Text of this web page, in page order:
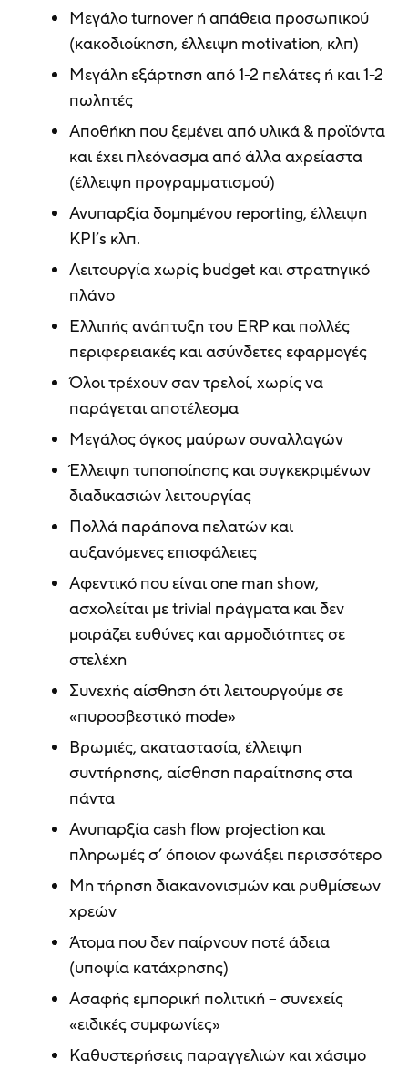
Μεγάλο turnover ή απάθεια προσωπικού
(κακοδιοίκηση, έλλειψη motivation, κλπ)
Μεγάλη εξάρτηση από 1-2 πελάτες ή και 1-2
πωλητές
Αποθήκη που ξεμένει από υλικά & προϊόντα
και έχει πλεόνασμα από άλλα αχρείαστα
(έλλειψη προγραμματισμού)
Ανυπαρξία δομημένου reporting, έλλειψη
KPI’s κλπ.
Λειτουργία χωρίς budget και στρατηγικό
πλάνο
Ελλιπής ανάπτυξη του ERP και πολλές
περιφερειακές και ασύνδετες εφαρμογές
Όλοι τρέχουν σαν τρελοί, χωρίς να
παράγεται αποτέλεσμα
Μεγάλος όγκος μαύρων συναλλαγών
Έλλειψη τυποποίησης και συγκεκριμένων
διαδικασιών λειτουργίας
Πολλά παράπονα πελατών και
αυξανόμενες επισφάλειες
Αφεντικό που είναι one man show,
ασχολείται με trivial πράγματα και δεν
μοιράζει ευθύνες και αρμοδιότητες σε
στελέχη
Συνεχής αίσθηση ότι λειτουργούμε σε
«πυροσβεστικό mode»
Βρωμιές, ακαταστασία, έλλειψη
συντήρησης, αίσθηση παραίτησης στα
πάντα
Ανυπαρξία cash flow projection και
πληρωμές σ’ όποιον φωνάξει περισσότερο
Μη τήρηση διακανονισμών και ρυθμίσεων
χρεών
Άτομα που δεν παίρνουν ποτέ άδεια
(υποψία κατάχρησης)
Ασαφής εμπορική πολιτική – συνεχείς
«ειδικές συμφωνίες»
Καθυστερήσεις παραγγελιών και χάσιμο